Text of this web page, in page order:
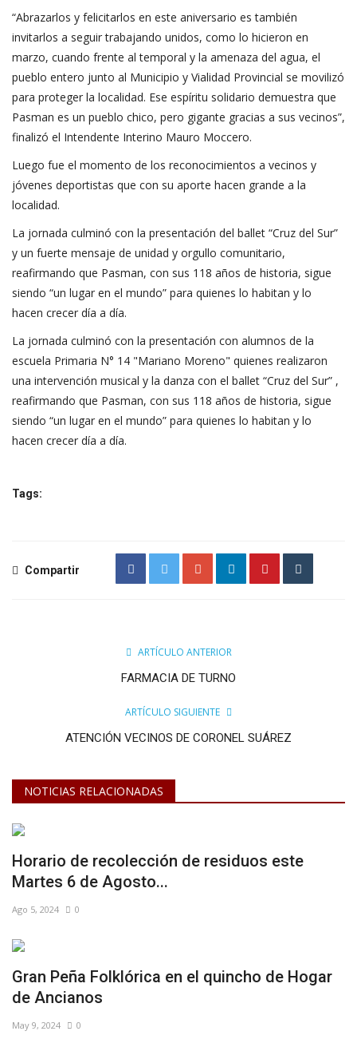
“Abrazarlos y felicitarlos en este aniversario es también
invitarlos a seguir trabajando unidos, como lo hicieron en
marzo, cuando frente al temporal y la amenaza del agua, el
pueblo entero junto al Municipio y Vialidad Provincial se movilizó
para proteger la localidad. Ese espíritu solidario demuestra que
Pasman es un pueblo chico, pero gigante gracias a sus vecinos”,
finalizó el Intendente Interino Mauro Moccero.
Luego fue el momento de los reconocimientos a vecinos y
jóvenes deportistas que con su aporte hacen grande a la
localidad.
La jornada culminó con la presentación del ballet “Cruz del Sur”
y un fuerte mensaje de unidad y orgullo comunitario,
reafirmando que Pasman, con sus 118 años de historia, sigue
siendo “un lugar en el mundo” para quienes lo habitan y lo
hacen crecer día a día.
La jornada culminó con la presentación con alumnos de la
escuela Primaria N° 14 "Mariano Moreno" quienes realizaron
una intervención musical y la danza con el ballet “Cruz del Sur” ,
reafirmando que Pasman, con sus 118 años de historia, sigue
siendo “un lugar en el mundo” para quienes lo habitan y lo
hacen crecer día a día.
Tags:
Compartir
ARTÍCULO ANTERIOR
FARMACIA DE TURNO
ARTÍCULO SIGUIENTE
ATENCIÓN VECINOS DE CORONEL SUÁREZ
NOTICIAS RELACIONADAS
Horario de recolección de residuos este
Martes 6 de Agosto...
Ago 5, 2024 0
Gran Peña Folklórica en el quincho de Hogar
de Ancianos
May 9, 2024 0